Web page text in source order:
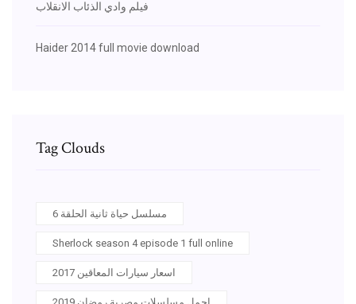
فيلم وادي الذئاب الانقلاب
Haider 2014 full movie download
Tag Clouds
مسلسل حياة ثانية الحلقة 6
Sherlock season 4 episode 1 full online
اسعار سيارات المعاقين 2017